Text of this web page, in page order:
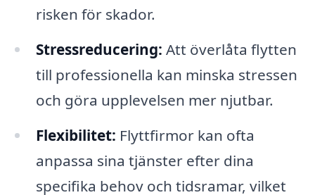
risken för skador.
Stressreducering: Att överlåta flytten
till professionella kan minska stressen
och göra upplevelsen mer njutbar.
Flexibilitet: Flyttfirmor kan ofta
anpassa sina tjänster efter dina
specifika behov och tidsramar, vilket